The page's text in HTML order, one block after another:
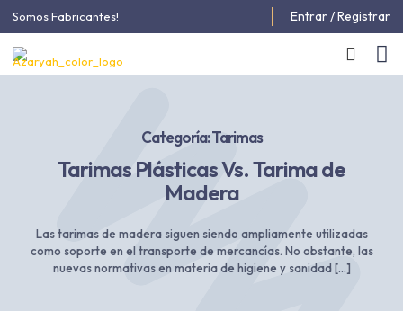
Somos Fabricantes! Entrar / Registrar
Categoría: Tarimas
Tarimas Plásticas Vs. Tarima de
Madera
Las tarimas de madera siguen siendo ampliamente utilizadas
como soporte en el transporte de mercancías. No obstante, las
nuevas normativas en materia de higiene y sanidad[…]